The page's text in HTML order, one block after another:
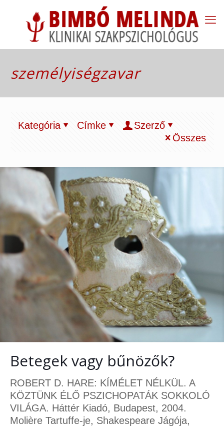
személyiségzavar
Kategória Címke
Szerző
Összes
Betegek vagy bűnözők?
ROBERT D. HARE: KÍMÉLET NÉLKÜL. A
KÖZTÜNK ÉLŐ PSZICHOPATÁK SOKKOLÓ
VILÁGA. Háttér Kiadó, Budapest, 2004.
Molière Tartuffe-je, Shakespeare Jágója,